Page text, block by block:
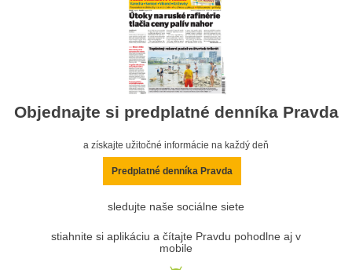
Objednajte si predplatné denníka Pravda
a získajte užitočné informácie na každý deň
Predplatné denníka Pravda
sledujte naše sociálne siete
stiahnite si aplikáciu a čítajte Pravdu pohodlne aj v
mobile